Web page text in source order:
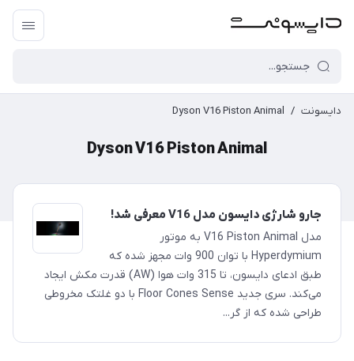
دایسونت /
Dyson V16 Piston Animal
Dyson V16 Piston Animal
جارو شارژی دایسون مدل V16 معرفی شد!
مدل V16 Piston Animal به موتور
Hyperdymium با توان 900 وات مجهز شده که
طبق ادعای دایسون، تا 315 وات هوا (AW) قدرت مکش ایجاد
می‌کند. سری جدید Floor Cones Sense با دو غلتک مخروطی
طراحی شده که از گر...